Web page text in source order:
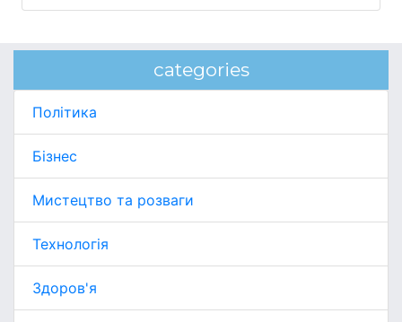
categories
Політика
Бізнес
Мистецтво та розваги
Технологія
Здоров'я